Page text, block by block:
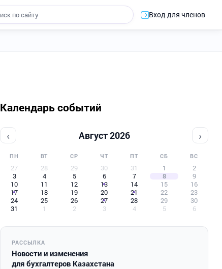
Вход для членов
Календарь событий
‹ Август 2026 ›
ПН ВТ СР ЧТ ПТ СБ ВС
27 28 29 30 31 1
2
3
4 5 6 7 8
9
10
11 12 13 14 15
16
17
18 19 20 21 22
23
24
25 26 27 28 29
30
31
1 2 3 4 5 6
РАССЫЛКА
Новости и изменения
для бухгалтеров Казахстана